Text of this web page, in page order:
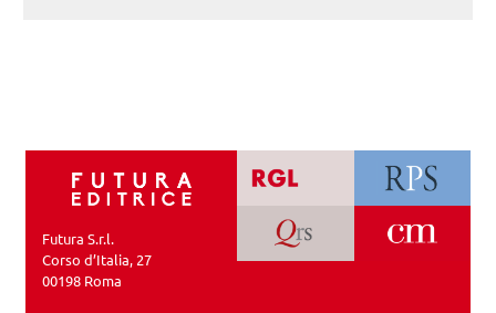
Futura S.r.l.
Corso d’Italia, 27
00198 Roma